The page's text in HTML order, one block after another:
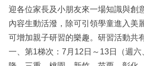
迎各位家長及小朋友來一場知識與創
內容生動活潑，除可引領學童進入美
可增加親子研習的樂趣。研習活動共
一、第1梯次：7月12日～13日（週六